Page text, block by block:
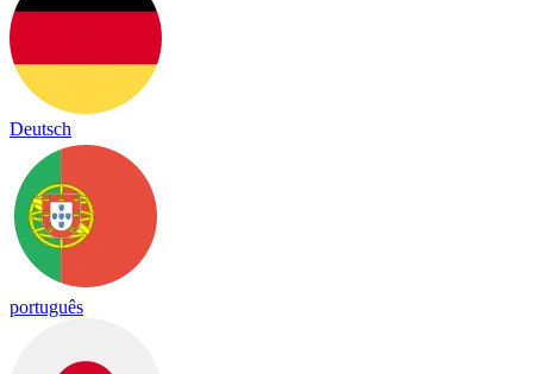
Deutsch
português